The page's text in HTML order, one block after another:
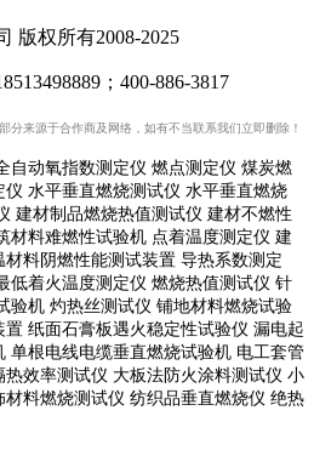
版权所有2008-2025
；400-886-3817
分来源于合作商及网络，如有不当联系我们立即删除！
自动氧指数测定仪 燃点测定仪 煤炭燃
水平垂直燃烧测试仪 水平垂直燃烧
建材制品燃烧热值测试仪 建材不燃性
材料难燃性试验机 点着温度测定仪 建
料阴燃性能测试装置 导热系数测定
低着火温度测定仪 燃烧热值测试仪 针
验机 灼热丝测试仪 铺地材料燃烧试验
置 纸面石膏板遇火稳定性试验仪 漏电起
单根电线电缆垂直燃烧试验机 电工套管
热效率测试仪 大板法防火涂料测试仪 小
料燃烧测试仪 纺织品垂直燃烧仪 绝热